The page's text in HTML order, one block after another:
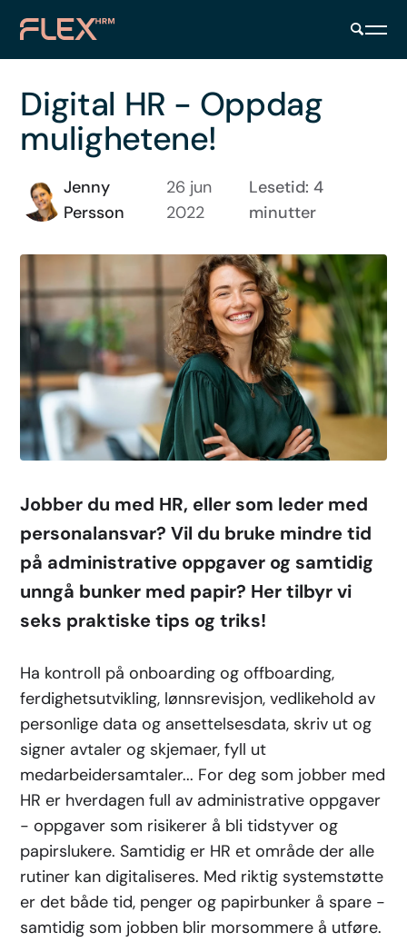
Digital HR - Oppdag
mulighetene!
Jenny
Persson
26 jun
2022
Lesetid: 4
minutter
Jobber du med HR, eller som leder med
personalansvar? Vil du bruke mindre tid
på administrative oppgaver og samtidig
unngå bunker med papir? Her tilbyr vi
seks praktiske tips og triks!
Ha kontroll på onboarding og offboarding,
ferdighetsutvikling, lønnsrevisjon, vedlikehold av
personlige data og ansettelsesdata, skriv ut og
signer avtaler og skjemaer, fyll ut
medarbeidersamtaler... For deg som jobber med
HR er hverdagen full av administrative oppgaver
- oppgaver som risikerer å bli tidstyver og
papirslukere. Samtidig er HR et område der alle
rutiner kan digitaliseres. Med riktig systemstøtte
er det både tid, penger og papirbunker å spare -
samtidig som jobben blir morsommere å utføre.